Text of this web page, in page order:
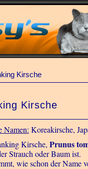
Kirsche
Kirsche
Namen: Koreakirsche,
Kirsche, Prunus
Strauch oder Baum ist.
wie schon der Name